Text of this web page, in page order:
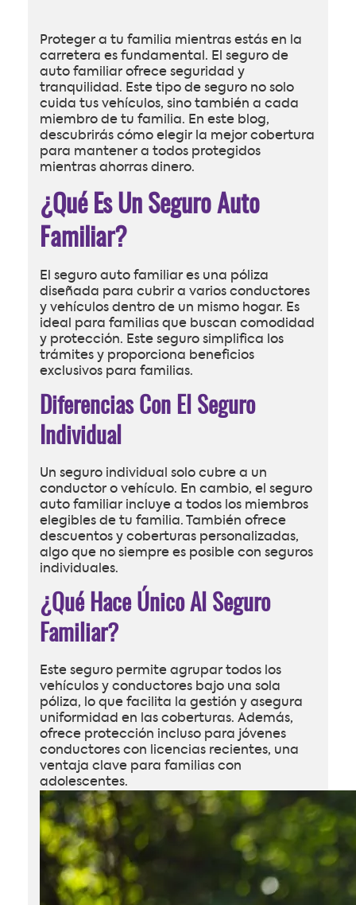
Proteger a tu familia mientras estás en la
carretera es fundamental. El seguro de
auto familiar ofrece seguridad y
tranquilidad. Este tipo de seguro no solo
cuida tus vehículos, sino también a cada
miembro de tu familia. En este blog,
descubrirás cómo elegir la mejor cobertura
para mantener a todos protegidos
mientras ahorras dinero.
¿Qué Es Un Seguro Auto
Familiar?
El seguro auto familiar es una póliza
diseñada para cubrir a varios conductores
y vehículos dentro de un mismo hogar. Es
ideal para familias que buscan comodidad
y protección. Este seguro simplifica los
trámites y proporciona beneficios
exclusivos para familias.
Diferencias Con El Seguro
Individual
Un seguro individual solo cubre a un
conductor o vehículo. En cambio, el seguro
auto familiar incluye a todos los miembros
elegibles de tu familia. También ofrece
descuentos y coberturas personalizadas,
algo que no siempre es posible con seguros
individuales.
¿Qué Hace Único Al Seguro
Familiar?
Este seguro permite agrupar todos los
vehículos y conductores bajo una sola
póliza, lo que facilita la gestión y asegura
uniformidad en las coberturas. Además,
ofrece protección incluso para jóvenes
conductores con licencias recientes, una
ventaja clave para familias con
adolescentes.